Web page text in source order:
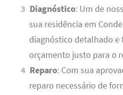
Diagnóstico: Um de
sua residência em
diagnóstico detalhado e
orçamento justo para o
Reparo: Com sua
reparo necessário de